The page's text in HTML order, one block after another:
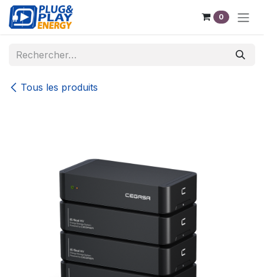
Se rendre au contenu
0
Tous les produits